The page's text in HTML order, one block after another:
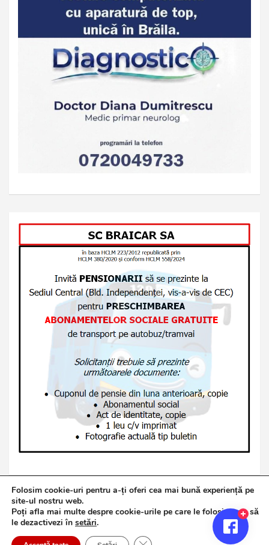
Copyright © 2026Jurnalul de Brăila
Politică de confidențialitate
Theme Horse
Folosim cookie-uri pentru a-ți oferi cea mai bună experiență pe
site-ul nostru web.
Poți afla mai multe despre cookie-urile pe care le folosim sau să
le dezactivezi în setări.
Close GDPR Cookie Banner